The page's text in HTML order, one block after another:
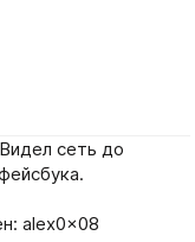
сеть до
alex0x08